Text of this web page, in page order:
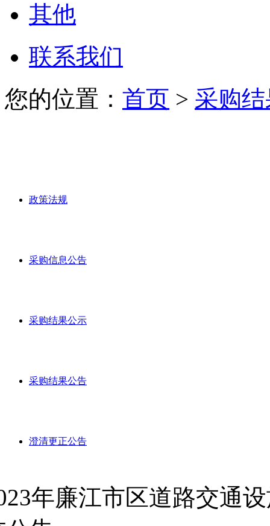
其他
联系我们
您的位置： 首页 > 采购
政策法规
采购信息公告
采购结果公示
采购结果公告
澄清更正公告
年廉江市区道路交通